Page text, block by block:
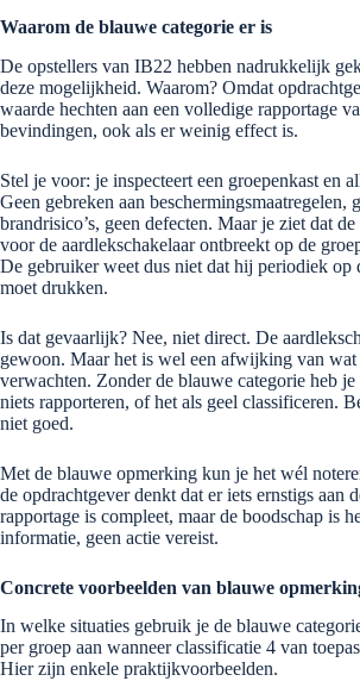
Waarom de blauwe categorie er is
De opstellers van IB22 hebben nadrukkelijk
deze mogelijkheid. Waarom? Omdat
waarde hechten aan een volledige rapportage
bevindingen, ook als er weinig effect is.
Stel je voor: je inspecteert een groepenkast en
Geen gebreken aan beschermingsmaatregelen,
brandrisico’s, geen defecten. Maar je ziet dat
voor de aardlekschakelaar ontbreekt op de
De gebruiker weet dus niet dat hij periodiek op
moet drukken.
Is dat gevaarlijk? Nee, niet direct. De
gewoon. Maar het is wel een afwijking van wat
verwachten. Zonder de blauwe categorie heb je
niets rapporteren, of het als geel classificeren.
niet goed.
Met de blauwe opmerking kun je het wél
de opdrachtgever denkt dat er iets ernstigs aan
rapportage is compleet, maar de boodschap is
informatie, geen actie vereist.
Concrete voorbeelden van blauwe
In welke situaties gebruik je de blauwe
per groep aan wanneer classificatie 4 van
Hier zijn enkele praktijkvoorbeelden.